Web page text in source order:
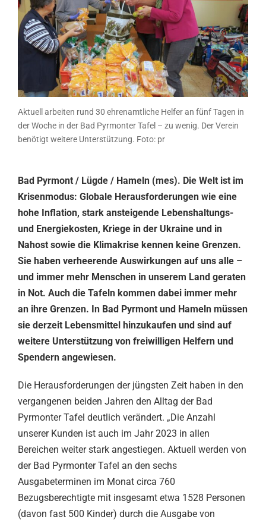
Aktuell arbeiten rund 30 ehrenamtliche Helfer an fünf Tagen in
der Woche in der Bad Pyrmonter Tafel – zu wenig. Der Verein
benötigt weitere Unterstützung. Foto: pr
Bad Pyrmont / Lügde / Hameln (mes). Die Welt ist im
Krisenmodus: Globale Herausforderungen wie eine
hohe Inflation, stark ansteigende Lebenshaltungs-
und Energiekosten, Kriege in der Ukraine und in
Nahost sowie die Klimakrise kennen keine Grenzen.
Sie haben verheerende Auswirkungen auf uns alle –
und immer mehr Menschen in unserem Land geraten
in Not. Auch die Tafeln kommen dabei immer mehr
an ihre Grenzen. In Bad Pyrmont und Hameln müssen
sie derzeit Lebensmittel hinzukaufen und sind auf
weitere Unterstützung von freiwilligen Helfern und
Spendern angewiesen.
Die Herausforderungen der jüngsten Zeit haben in den
vergangenen beiden Jahren den Alltag der Bad
Pyrmonter Tafel deutlich verändert. „Die Anzahl
unserer Kunden ist auch im Jahr 2023 in allen
Bereichen weiter stark angestiegen. Aktuell werden von
der Bad Pyrmonter Tafel an den sechs
Ausgabeterminen im Monat circa 760
Bezugsberechtigte mit insgesamt etwa 1528 Personen
(davon fast 500 Kinder) durch die Ausgabe von